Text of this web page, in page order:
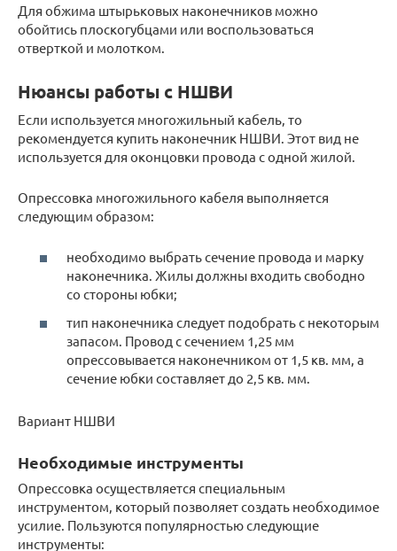
Для обжима штырьковых наконечников можно
обойтись плоскогубцами или воспользоваться
отверткой и молотком.
Нюансы работы с НШВИ
Если используется многожильный кабель, то
рекомендуется купить наконечник НШВИ. Этот вид не
используется для оконцовки провода с одной жилой.
Опрессовка многожильного кабеля выполняется
следующим образом:
необходимо выбрать сечение провода и марку
наконечника. Жилы должны входить свободно
со стороны юбки;
тип наконечника следует подобрать с некоторым
запасом. Провод с сечением 1,25 мм
опрессовывается наконечником от 1,5 кв. мм, а
сечение юбки составляет до 2,5 кв. мм.
Вариант НШВИ
Необходимые инструменты
Опрессовка осуществляется специальным
инструментом, который позволяет создать необходимое
усилие. Пользуются популярностью следующие
инструменты: